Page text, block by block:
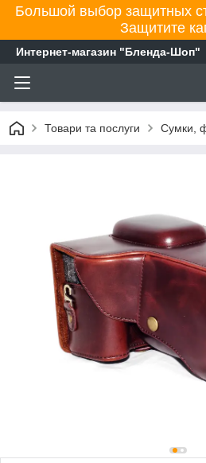
Большой выбор защитных
Защитите
Интернет-магазин "Бленда-Шоп"
Товари та послуги Сумки,